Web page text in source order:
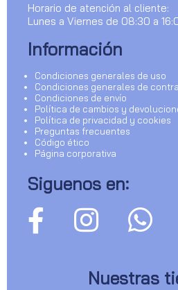
Horario de atención al cliente:
Lunes a Viernes de 08:30 a
Información
Condiciones generales de uso
Condiciones generales de
Condiciones de envío
Política de cambios y
Política de privacidad y cookies
Preguntas frecuentes
Código ético
Página corporativa
Siguenos en:
Nuestras